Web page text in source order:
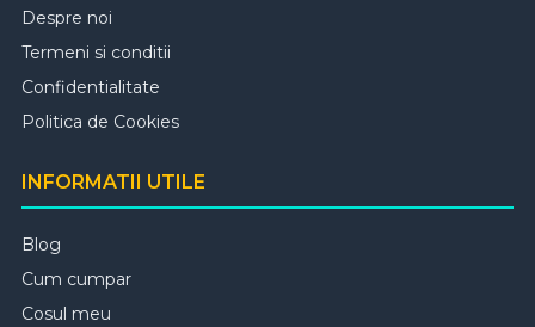
Despre noi
Termeni si conditii
Confidentialitate
Politica de Cookies
INFORMATII UTILE
Blog
Cum cumpar
Cosul meu